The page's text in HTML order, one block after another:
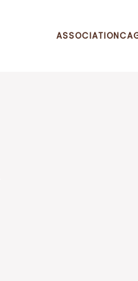
ASSOCIATION